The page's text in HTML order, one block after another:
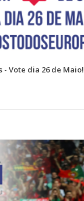
- Vote dia 26 de Maio!